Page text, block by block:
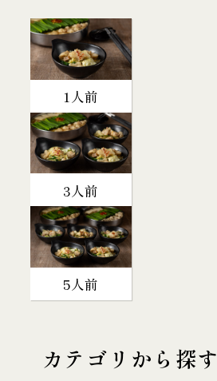
1人前
3人前
5人前
カテゴリから探す